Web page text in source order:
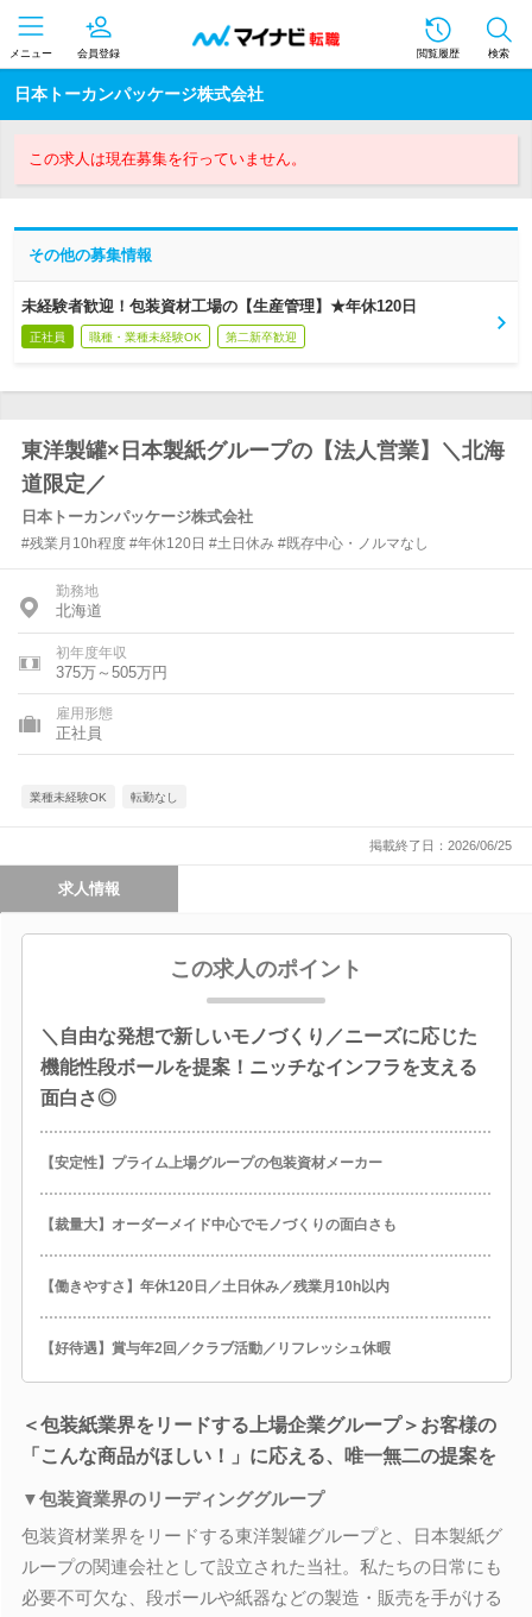
メニュー 会員登録 閲覧履歴 検索
日本トーカンパッケージ株式会社
この求人は現在募集を行っていません。
その他の募集情報
未経験者歓迎！包装資材工場の【生産管理】★年休120日
正社員 職種・業種未経験OK 第二新卒歓迎
東洋製罐×日本製紙グループの【法人営業】＼北海
道限定／
日本トーカンパッケージ株式会社
#残業月10h程度 #年休120日 #土日休み #既存中心・ノルマなし
勤務地
北海道
初年度年収
375万～505万円
雇用形態
正社員
業種未経験OK 転勤なし
掲載終了日：2026/06/25
求人情報
この求人のポイント
＼自由な発想で新しいモノづくり／ニーズに応じた
機能性段ボールを提案！ニッチなインフラを支える
面白さ◎
【安定性】プライム上場グループの包装資材メーカー
【裁量大】オーダーメイド中心でモノづくりの面白さも
【働きやすさ】年休120日／土日休み／残業月10h以内
【好待遇】賞与年2回／クラブ活動／リフレッシュ休暇
＜包装紙業界をリードする上場企業グループ＞お客様の
「こんな商品がほしい！」に応える、唯一無二の提案を
▼包装資業界のリーディンググループ
包装資材業界をリードする東洋製罐グループと、日本製紙グ
ループの関連会社として設立された当社。私たちの日常にも
必要不可欠な、段ボールや紙器などの製造・販売を手がける